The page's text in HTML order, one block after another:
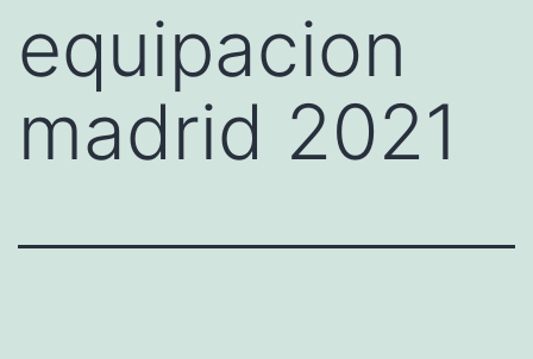
equipacion
madrid 2021